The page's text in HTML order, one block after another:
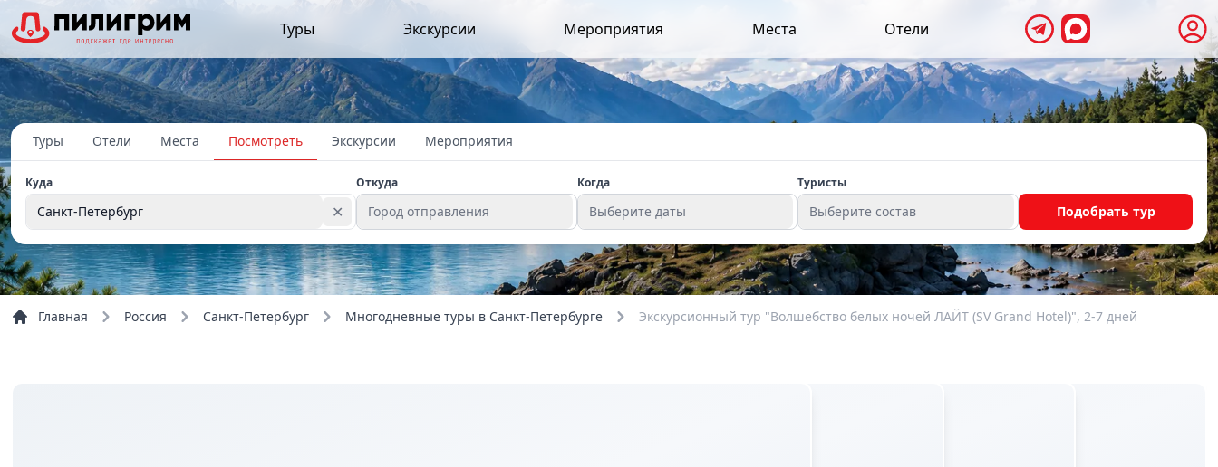
Туры Экскурсии Мероприятия Места Отели
Туры Отели Места Посмотреть Экскурсии Мероприятия
Куда
Санкт-Петербург ✕
Откуда
Город отправления
Когда
Выберите даты
Туристы
Выберите состав Подобрать тур
Главная Россия Санкт-Петербург Многодневные туры в Санкт-Петербурге Экскурсионный тур "Волшебство белых ночей ЛАЙТ (SV Grand Hotel)", 2-7 дней